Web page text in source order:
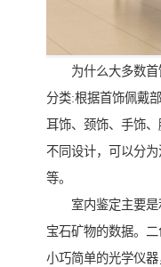
为什么大多数首
分类:根据首饰佩戴
耳饰、颈饰、手饰
不同设计，可以分
等。
室内鉴定主要是
宝石矿物的数据。二
小巧简单的光学仪